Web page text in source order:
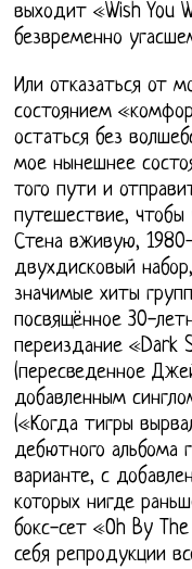
выходит «Wish You
безвременно
Или отказаться от
состоянием
остаться без
мое нынешнее
того пути и
путешествие, чтобы
Стена вживую,
двухдисковый
значимые хиты
посвящённое 30-
переиздание «Dark
(пересведенное
добавленным
(«Когда тигры
дебютного альбома
варианте, с
которых нигде
бокс-сет «Oh By
себя репродукции